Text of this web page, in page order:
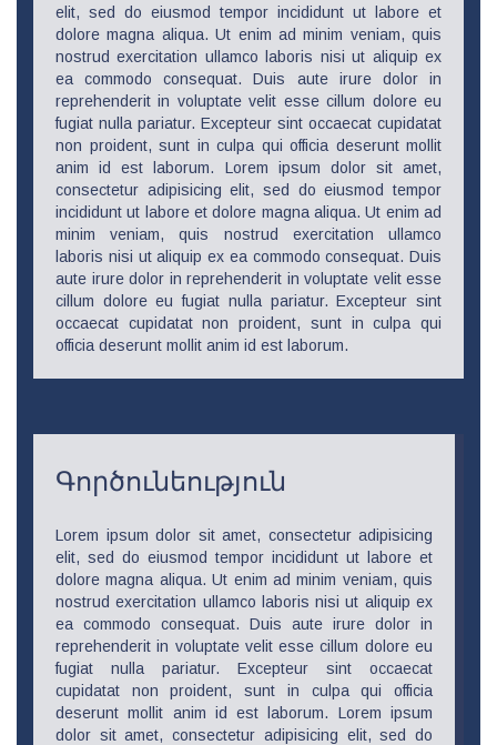
elit, sed do eiusmod tempor incididunt ut labore et
dolore magna aliqua. Ut enim ad minim veniam, quis
nostrud exercitation ullamco laboris nisi ut aliquip ex
ea commodo consequat. Duis aute irure dolor in
reprehenderit in voluptate velit esse cillum dolore eu
fugiat nulla pariatur. Excepteur sint occaecat cupidatat
non proident, sunt in culpa qui officia deserunt mollit
anim id est laborum. Lorem ipsum dolor sit amet,
consectetur adipisicing elit, sed do eiusmod tempor
incididunt ut labore et dolore magna aliqua. Ut enim ad
minim veniam, quis nostrud exercitation ullamco
laboris nisi ut aliquip ex ea commodo consequat. Duis
aute irure dolor in reprehenderit in voluptate velit esse
cillum dolore eu fugiat nulla pariatur. Excepteur sint
occaecat cupidatat non proident, sunt in culpa qui
officia deserunt mollit anim id est laborum.
Գործունեություն
Lorem ipsum dolor sit amet, consectetur adipisicing
elit, sed do eiusmod tempor incididunt ut labore et
dolore magna aliqua. Ut enim ad minim veniam, quis
nostrud exercitation ullamco laboris nisi ut aliquip ex
ea commodo consequat. Duis aute irure dolor in
reprehenderit in voluptate velit esse cillum dolore eu
fugiat nulla pariatur. Excepteur sint occaecat
cupidatat non proident, sunt in culpa qui officia
deserunt mollit anim id est laborum. Lorem ipsum
dolor sit amet, consectetur adipisicing elit, sed do